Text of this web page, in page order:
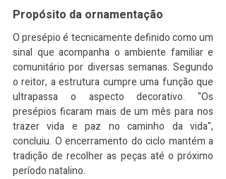
Propósito da ornamentação
O presépio é tecnicamente definido como um
sinal que acompanha o ambiente familiar e
comunitário por diversas semanas. Segundo
o reitor, a estrutura cumpre uma função que
ultrapassa o aspecto decorativo. "Os
presépios ficaram mais de um mês para nos
trazer vida e paz no caminho da vida",
concluiu. O encerramento do ciclo mantém a
tradição de recolher as peças até o próximo
período natalino.